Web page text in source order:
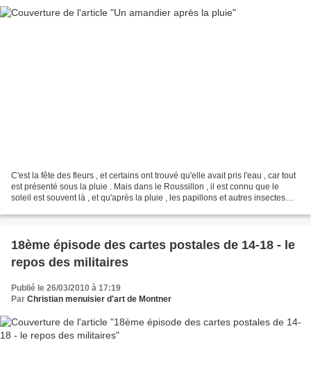
C'est la fête des fleurs , et certains ont trouvé qu'elle avait pris l'eau , car tout
est présenté sous la pluie . Mais dans le Roussillon , il est connu que le
soleil est souvent là , et qu'après la pluie , les papillons et autres insectes
18ème épisode des cartes postales de 14-18 - le
repos des militaires
Publié le 26/03/2010 à 17:19
Par Christian menuisier d'art de Montner